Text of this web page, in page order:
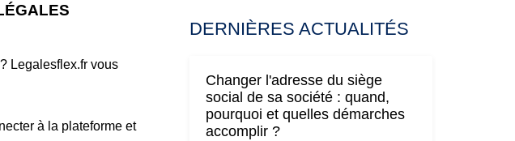
Legalesflex.fr vous
à la plateforme et
DERNIÈRES ACTUALITÉS
Changer l'adresse du siège
social de sa société : quand,
pourquoi et quelles démarches
accomplir ?